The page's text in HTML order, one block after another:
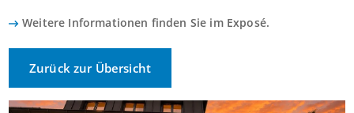
Weitere Informationen finden Sie im Exposé.
Zurück zur Übersicht